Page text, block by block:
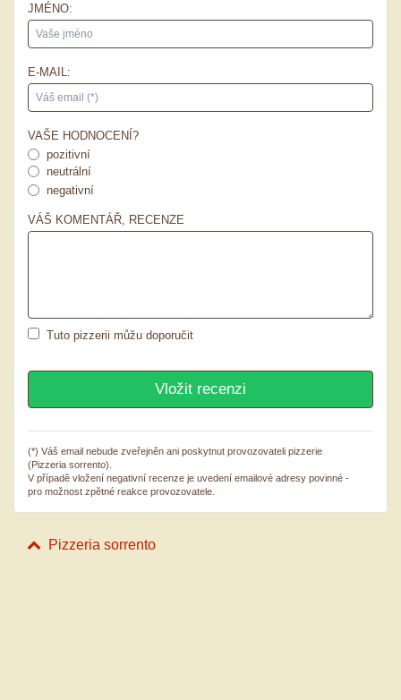
JMÉNO:
E-MAIL:
VAŠE HODNOCENÍ?
pozitivní
neutrální
negativní
VÁŠ KOMENTÁŘ, RECENZE
Tuto pizzerii můžu doporučit
(*) Váš email nebude zveřejněn ani poskytnut provozovateli pizzerie
(Pizzeria sorrento).
V případě vložení negativní recenze je uvedení emailové adresy povinné -
pro možnost zpětné reakce provozovatele.
Pizzeria sorrento